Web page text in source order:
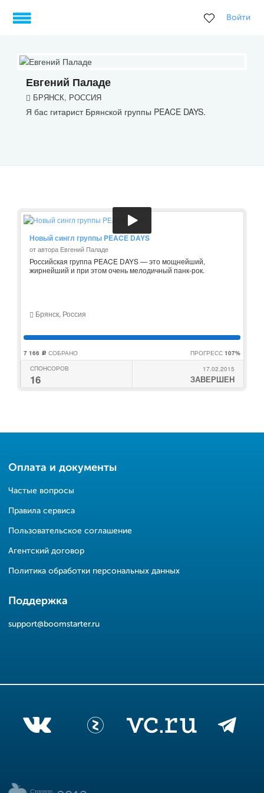
Войти
Евгений Паладе
БРЯНСК, РОССИЯ
Я бас гитарист Брянской группы PEACE DAYS.
Новый сингл группы PEACE DAYS
от автора Евгений Паладе
Российская группа PEACE DAYS — это мощнейший,
жирнейший и при этом очень мелодичный панк-рок.
Брянск, Россия
7 166 c СОБРАНО ПРОГРЕСС 107%
СПОНСОРОВ
16
17.02.2015
ЗАВЕРШЕН
Оплата и документы
Частые вопросы
Правила сервиса
Пользовательское соглашение
Агентский договор
Политика обработки персональных данных
Поддержка
support@boomstarter.ru